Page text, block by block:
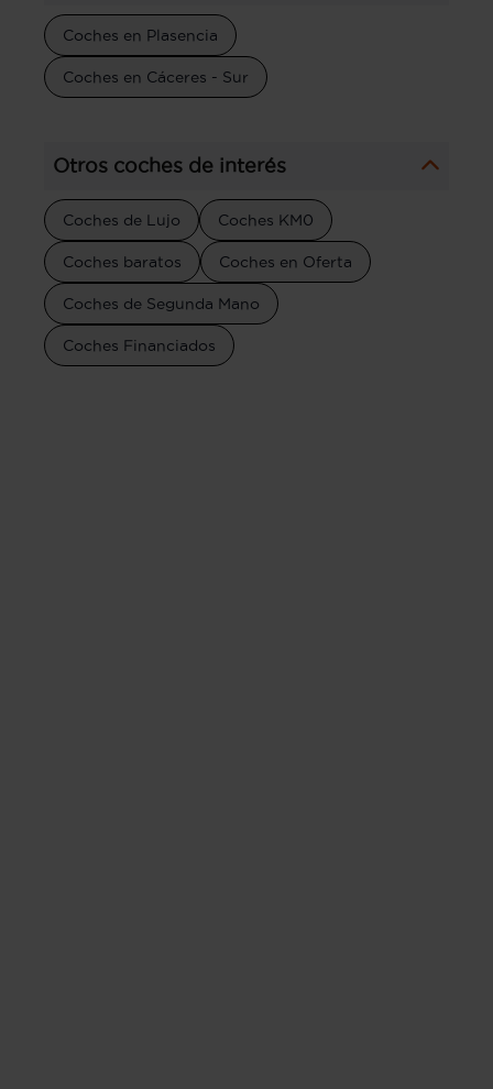
Coches en Plasencia
Coches en Cáceres - Sur
Otros coches de interés
Coches de Lujo Coches KM0
Coches baratos Coches en Oferta
Coches de Segunda Mano
Coches Financiados